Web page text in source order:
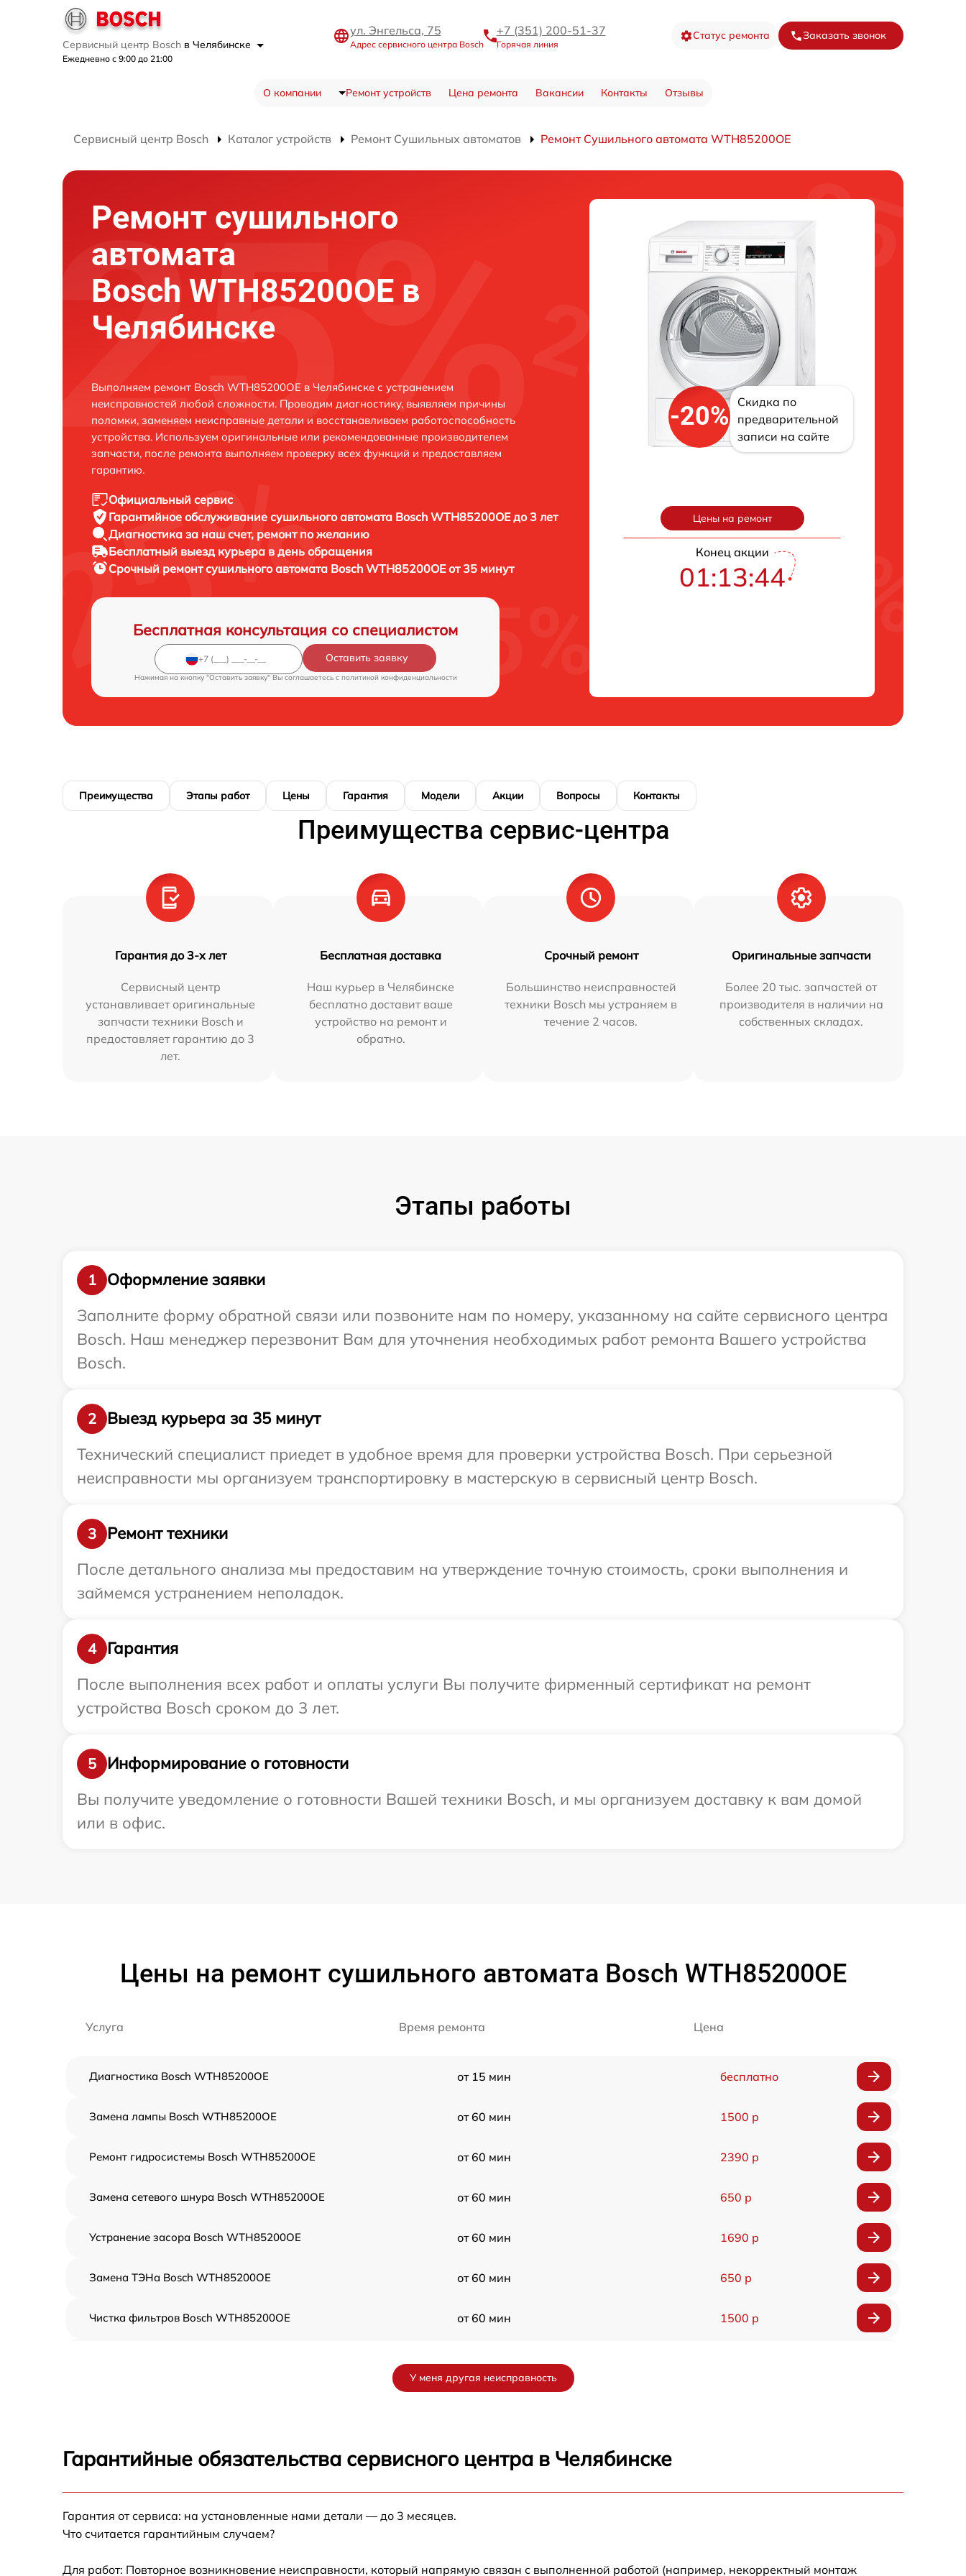
Сервисный центр Bosch в Челябинске
Ежедневно с 9:00 до 21:00
ул. Энгельса, 75
Адрес сервисного центра Bosch
+7 (351) 200-51-37
Горячая линия
Статус ремонта Заказать звонок
О компании Ремонт устройств Цена ремонта Вакансии Контакты Отзывы
Сервисный центр Bosch Каталог устройств Ремонт Сушильных автоматов Ремонт Сушильного автомата WTH85200OE
Ремонт сушильного
автомата
Bosch WTH85200OE в
Челябинске
Выполняем ремонт Bosch WTH85200OE в Челябинске с устранением
неисправностей любой сложности. Проводим диагностику, выявляем причины
поломки, заменяем неисправные детали и восстанавливаем работоспособность
устройства. Используем оригинальные или рекомендованные производителем
запчасти, после ремонта выполняем проверку всех функций и предоставляем
гарантию.
Официальный сервис
Гарантийное обслуживание сушильного автомата Bosch WTH85200OE до 3 лет
Диагностика за наш счет, ремонт по желанию
Бесплатный выезд курьера в день обращения
Срочный ремонтсушильного автомата Bosch WTH85200OE от 35 минут
Бесплатная консультация со специалистом
Оставить заявку
Нажимая на кнопку "Оставить заявку" Вы соглашаетесь c политикой конфиденциальности
-20%
Скидка по
предварительной
записи на сайте
Цены на ремонт
Конец акции
01:13:43
Преимущества Этапы работ Цены Гарантия Модели Акции Вопросы Контакты
Преимущества сервис-центра
Гарантия до 3-х лет
Сервисный центр
устанавливает оригинальные
запчасти техники Bosch и
предоставляет гарантию до 3
лет.
Бесплатная доставка
Наш курьер в Челябинске
бесплатно доставит ваше
устройство на ремонт и
обратно.
Срочный ремонт
Большинство неисправностей
техники Bosch мы устраняем в
течение 2 часов.
Оригинальные запчасти
Более 20 тыс. запчастей от
производителя в наличии на
собственных складах.
Этапы работы
1
Оформление заявки
Заполните форму обратной связи или позвоните нам по номеру, указанному на сайте сервисного центра
Bosch. Наш менеджер перезвонит Вам для уточнения необходимых работ ремонта Вашего устройства
Bosch.
2
Выезд курьера за 35 минут
Технический специалист приедет в удобное время для проверки устройства Bosch. При серьезной
неисправности мы организуем транспортировку в мастерскую в сервисный центр Bosch.
3
Ремонт техники
После детального анализа мы предоставим на утверждение точную стоимость, сроки выполнения и
займемся устранением неполадок.
4
Гарантия
После выполнения всех работ и оплаты услуги Вы получите фирменный сертификат на ремонт
устройства Bosch сроком до 3 лет.
5
Информирование о готовности
Вы получите уведомление о готовности Вашей техники Bosch, и мы организуем доставку к вам домой
или в офис.
Цены на ремонт сушильного автомата Bosch WTH85200OE
Услуга Время ремонта Цена
Диагностика Bosch WTH85200OE от 15 мин бесплатно
Замена лампы Bosch WTH85200OE от 60 мин 1500 р
Ремонт гидросистемы Bosch WTH85200OE от 60 мин 2390 р
Замена сетевого шнура Bosch WTH85200OE от 60 мин 650 р
Устранение засора Bosch WTH85200OE от 60 мин 1690 р
Замена ТЭНа Bosch WTH85200OE от 60 мин 650 р
Чистка фильтров Bosch WTH85200OE от 60 мин 1500 р
Восстановление проводки Bosch
WTH85200OE
У меня другая неисправность
Гарантийные обязательства сервисного центра в Челябинске
Гарантия от сервиса: на установленные нами детали — до 3 месяцев.
Что считается гарантийным случаем?
Для работ: Повторное возникновение неисправности, который напрямую связан с выполненной работой (например, некорректный монтаж